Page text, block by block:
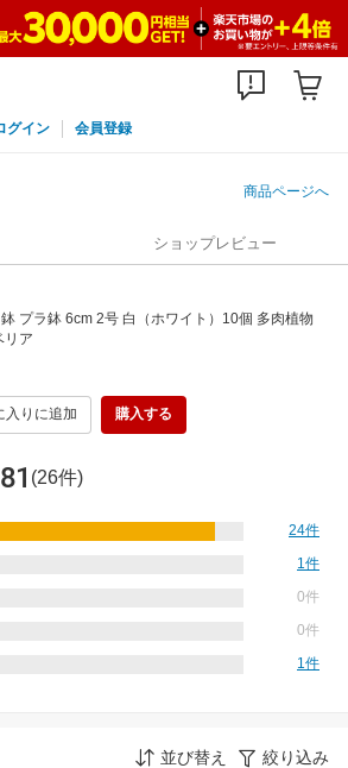
グイン 会員登録
商品ページへ
ショップレビュー
プラ鉢 6cm 2号 白（ホワイト）10個 多肉植物
リア
入りに追加 購入する
(26件)
24件
1件
0件
0件
1件
並び替え 絞り込み